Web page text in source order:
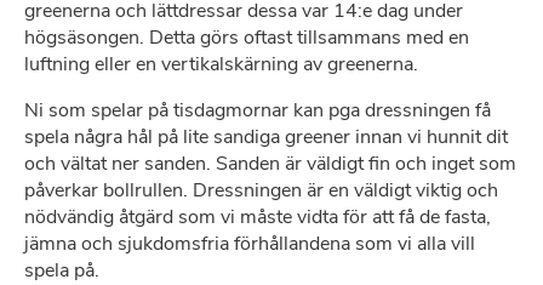
greenerna och lättdressar dessa var 14:e dag under
högsäsongen. Detta görs oftast tillsammans med en
luftning eller en vertikalskärning av greenerna.
Ni som spelar på tisdagmornar kan pga dressningen få
spela några hål på lite sandiga greener innan vi hunnit dit
och vältat ner sanden. Sanden är väldigt fin och inget som
påverkar bollrullen. Dressningen är en väldigt viktig och
nödvändig åtgärd som vi måste vidta för att få de fasta,
jämna och sjukdomsfria förhållandena som vi alla vill
spela på.